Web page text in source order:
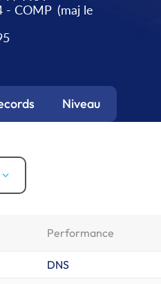
- COMP (maj le
Niveau
Performance
DNS